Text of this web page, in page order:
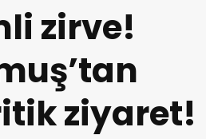
zirve!
ziyaret!